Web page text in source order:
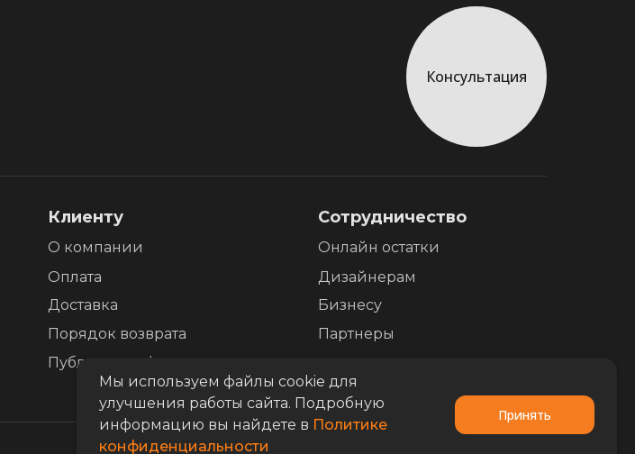
Мы используем файлы cookie для
улучшения работы сайта. Подробную
информацию вы найдете в Политике
конфиденциальности
Принять
Консультация
Клиенту
О компании
Оплата
Сотрудничество
Дизайнерам
Бизнесу
Публичная оферта
Партнеры
Доставка
Онлайн остатки
Порядок возврата